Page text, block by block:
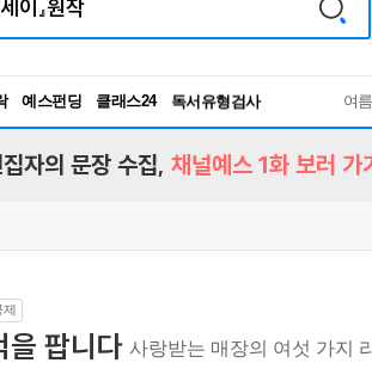
예스펀딩 클래스24
독서유형검사
RBTI Lab
여
자의 문장 수집, 채널예스 1화 보러 가
제
을 팝니다 사랑받는 매장의 여섯 가지